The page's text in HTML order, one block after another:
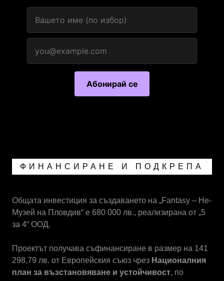
ФИНАНСИРАНЕ И ПОДКРЕПА
Общата инвестиция за създаването на „Fantasy – Не-
Музей на Пловдив“ е 680 000 лв., реализирана от „5
за 4“ ООД.
Проектът получава съфинансиране в размер на 141
298,79 лв. от Европейския съюз чрез Националния
план за възстановяване и устойчивост, по